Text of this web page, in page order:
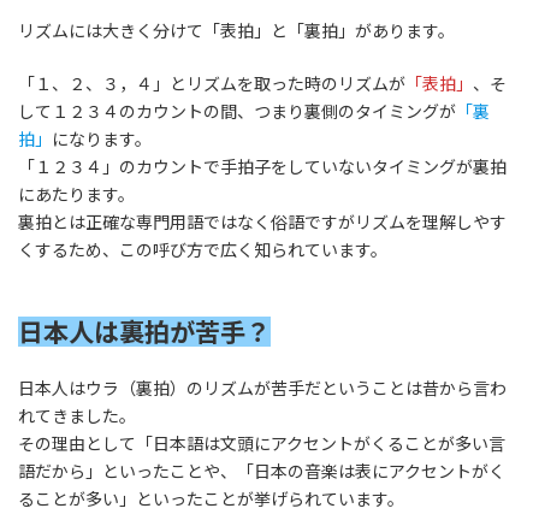
リズムには大きく分けて「表拍」と「裏拍」があります。
「１、２、３，４」とリズムを取った時のリズムが 「表拍」 、そ
して１２３４のカウントの間、つまり裏側のタイミングが 「裏
拍」
になります。
「１２３４」のカウントで手拍子をしていないタイミングが裏拍
にあたります。
裏拍とは正確な専門用語ではなく俗語ですがリズムを理解しやす
くするため、この呼び方で広く知られています。
日本人は裏拍が苦手？
日本人はウラ（裏拍）のリズムが苦手だということは昔から言わ
れてきました。
その理由として「日本語は文頭にアクセントがくることが多い言
語だから」といったことや、「日本の音楽は表にアクセントがく
ることが多い」といったことが挙げられています。